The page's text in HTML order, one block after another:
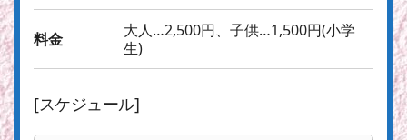
料金
大人…2,500円、子供…1,500円(小学
生)
[スケジュール]